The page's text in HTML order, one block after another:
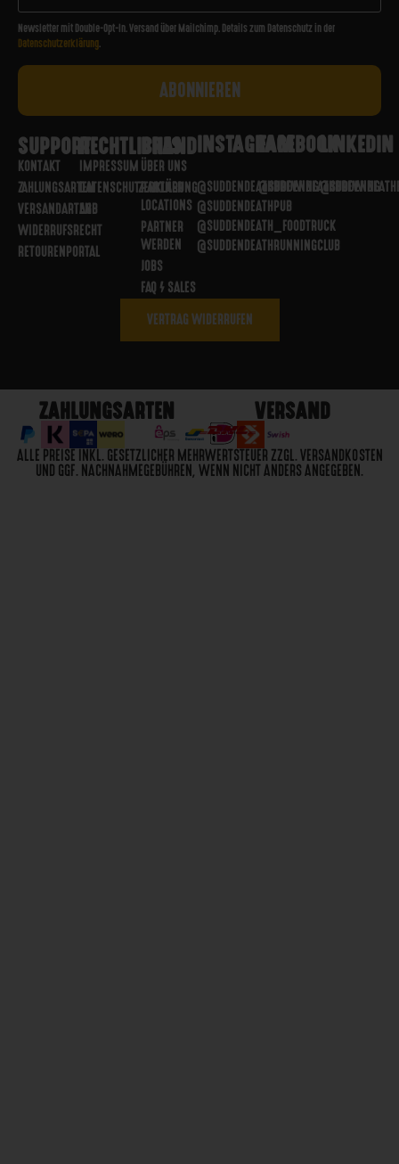
Newsletter mit Double-Opt-In. Versand über Mailchimp. Details zum Datenschutz in der
Datenschutzerklärung.
SUPPORT
KONTAKT
ZAHLUNGSARTEN
VERSANDARTEN
WIDERRUFSRECHT
RETOURENPORTAL
RECHTLICHES
IMPRESSUM
DATENSCHUTZERKLÄRUNG
AGB
BRAND
ÜBER UNS
PARTNER
LOCATIONS
PARTNER
WERDEN
JOBS
FAQ / SALES
INSTAGRAM
@SUDDENDEATHBREWING
@SUDDENDEATHPUB
@SUDDENDEATH_FOODTRUCK
@SUDDENDEATHRUNNINGCLUB
FACEBOOK
@SUDDENDEATHBREWING
LINKEDIN
VERTRAG WIDERRUFEN
ZAHLUNGSARTEN VERSAND
ALLE PREISE INKL. GESETZLICHER MEHRWERTSTEUER ZZGL. VERSANDKOSTEN
UND GGF. NACHNAHMEGEBÜHREN, WENN NICHT ANDERS ANGEGEBEN.